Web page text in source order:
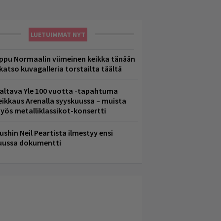
LUETUIMMAT NYT
Normaalin viimeinen keikka tänään
kuvagalleria torstailta täältä
Yle 100 vuotta -tapahtuma
Arenalla syyskuussa – muista
metalliklassikot-konsertti
Neil Peartista ilmestyy ensi
dokumentti